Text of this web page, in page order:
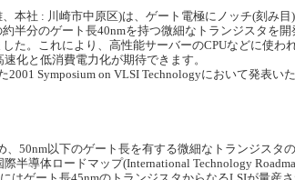
本社 : 川崎市中原区)は、ゲート電極にノッチ(刻み目
半分のゲート長40nmを持つ微細なトランジスタを開
た。これにより、高性能サーバーのCPUなどに使わ
化と低消費電力化が期待できます。
Symposium on VLSI Technologyにおいて発表い
50nm以下のゲート長を有する微細なトランジスタ
半導体ロードマップ(International Technology